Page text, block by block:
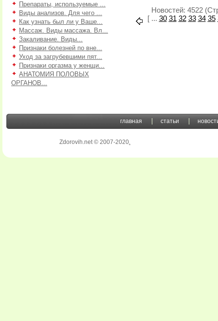
Препараты, используемые ...
Виды анализов. Для чего ...
Как узнать был ли у Ваше...
Массаж. Виды массажа. Вл...
Закаливание. Виды...
Признаки болезней по вне...
Уход за загрубевшими пят...
Признаки оргазма у женщи...
АНАТОМИЯ ПОЛОВЫХ
ОРГАНОВ...
Новостей: 4522
[ ... 30 31 32 33 34 35
главная статьи
Zdorovih.net © 2007-2020